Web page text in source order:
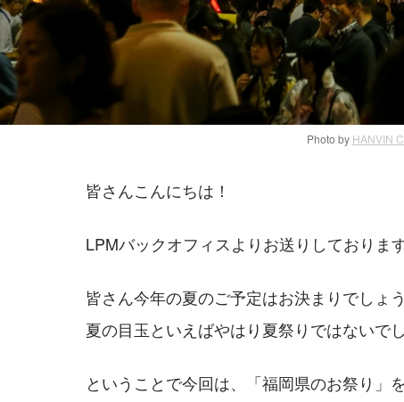
Photo by HANVIN
皆さんこんにちは！
LPMバックオフィスよりお送りしております
皆さん今年の夏のご予定はお決まりでしょ
夏の目玉といえばやはり夏祭りではないで
ということで今回は、「福岡県のお祭り」